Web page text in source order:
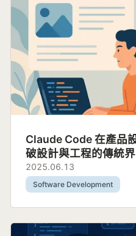
Claude Code 在產品
破設計與工程的傳統
2025.06.13
Software Development